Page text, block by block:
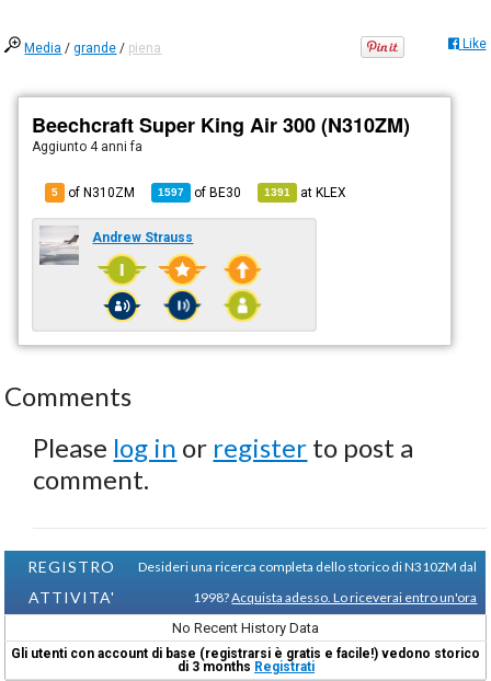
Media /grande / piena Like
Beechcraft Super King Air 300 (N310ZM)
Aggiunto 4 anni fa
5 of N310ZM 1597 ofBE30 1391 atKLEX
Andrew Strauss
Comments
Please log in or register to post a
comment.
REGISTRO
ATTIVITA'
Desideri una ricerca completa dello storico di N310ZM dal
1998?Acquista adesso. Lo riceverai entro un'ora
No Recent History Data
Gli utenti con account di base (registrarsi è gratis e facile!) vedono storico
di 3 months Registrati